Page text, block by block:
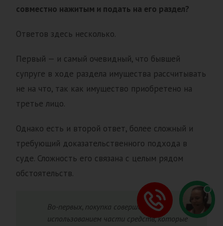
совместно нажитым и подать на его раздел?
Ответов здесь несколько.
Первый — и самый очевидный, что бывшей
супруге в ходе раздела имущества рассчитывать
не на что, так как имущество приобретено на
третье лицо.
Однако есть и второй ответ, более сложный и
требующий доказательственного подхода в
суде. Сложность его связана с целым рядом
обстоятельств.
Во-первых, покупка совершена с
использованием части средств, которые